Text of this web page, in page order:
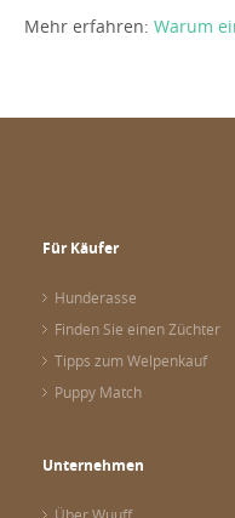
Mehr erfahren: Warum
Für Käufer
Hunderasse
Finden Sie einen Züchter
Tipps zum Welpenkauf
Puppy Match
Unternehmen